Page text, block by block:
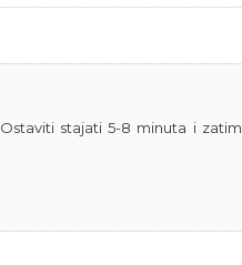
stajati 5-8 minuta i zatim